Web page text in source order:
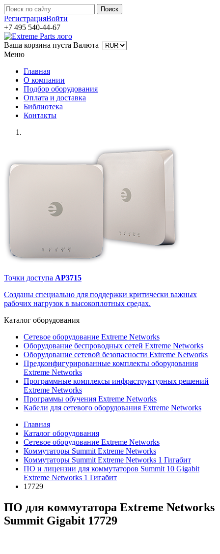
РегистрацияВойти
+7 495 540-44-67
Ваша корзина пуста Валюта
Меню
Главная
О компании
Подбор оборудования
Оплата и доставка
Библиотека
Контакты
Точки доступа AP3715
Созданы специально для поддержки критически важных
рабочих нагрузок в высокоплотных средах.
Каталог оборудования
Сетевое оборудование Extreme Networks
Оборудование беспроводных сетей Extreme Networks
Оборудование сетевой безопасности Extreme Networks
Предконфигурированные комплекты оборудования
Extreme Networks
Программные комплексы инфраструктурных решений
Extreme Networks
Программы обучения Extreme Networks
Кабели для сетевого оборудования Extreme Networks
Главная
Каталог оборудования
Сетевое оборудование Extreme Networks
Коммутаторы Summit Extreme Networks
Коммутаторы Summit Extreme Networks 1 Гигабит
ПО и лицензии для коммутаторов Summit 10 Gigabit
Extreme Networks 1 Гигабит
17729
ПО для коммутатора Extreme Networks
Summit Gigabit 17729